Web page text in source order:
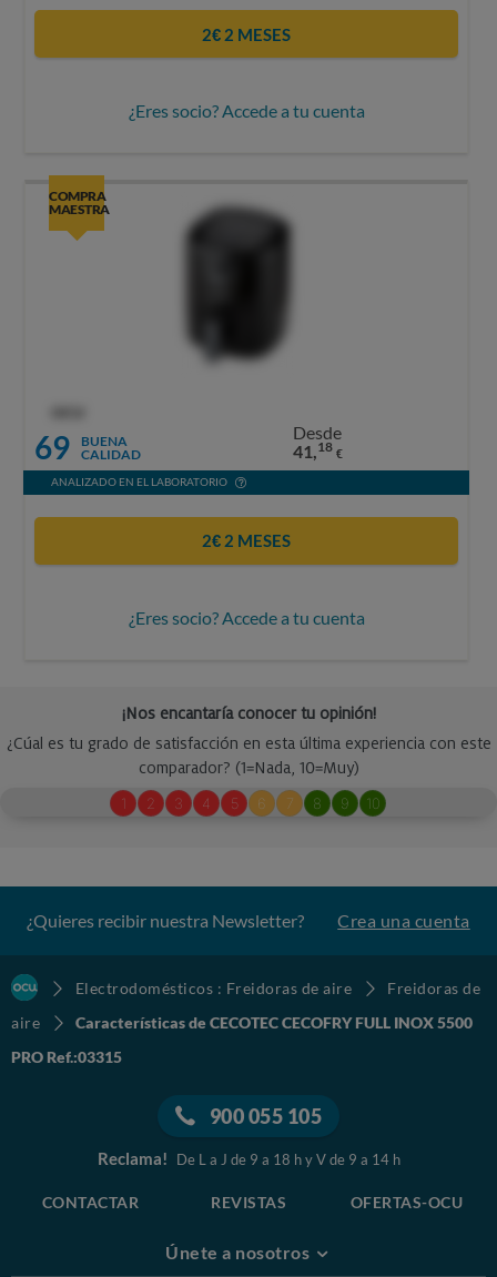
2€ 2 MESES
¿Eres socio? Accede a tu cuenta
COMPRA
MAESTRA
69
BUENA
CALIDAD
Desde
41,18 €
ANALIZADO EN EL LABORATORIO
2€ 2 MESES
¿Eres socio? Accede a tu cuenta
¿Quieres recibir nuestra Newsletter? Crea una cuenta
Electrodomésticos : Freidoras de aire
Freidoras de
aire
Características de CECOTEC CECOFRY FULL INOX 5500
PRO Ref.:03315
900 055 105
Reclama! De L a J de 9 a 18 h y V de 9 a 14 h
CONTACTAR REVISTAS OFERTAS-OCU
Únete a nosotros